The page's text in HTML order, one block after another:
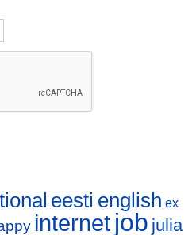
eesti english ex
internet job julia